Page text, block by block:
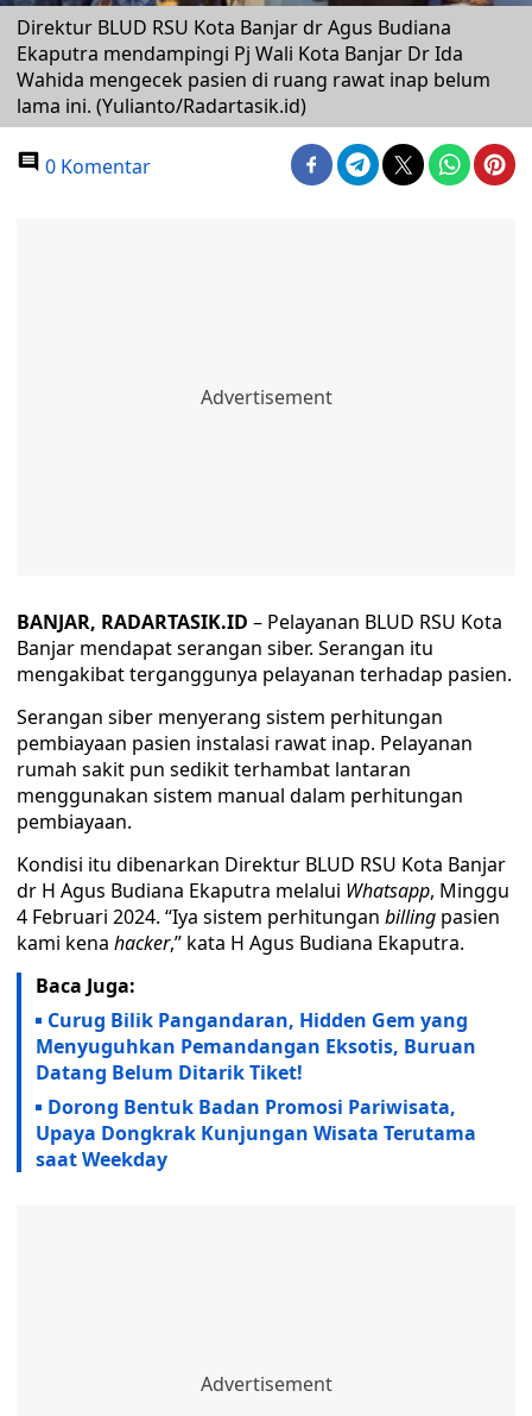
Direktur BLUD RSU Kota Banjar dr Agus Budiana
Ekaputra mendampingi Pj Wali Kota Banjar Dr Ida
Wahida mengecek pasien di ruang rawat inap belum
lama ini. (Yulianto/Radartasik.id)
0 Komentar
BANJAR, RADARTASIK.ID – Pelayanan BLUD RSU Kota
Banjar mendapat serangan siber. Serangan itu
mengakibat terganggunya pelayanan terhadap pasien.
Serangan siber menyerang sistem perhitungan
pembiayaan pasien instalasi rawat inap. Pelayanan
rumah sakit pun sedikit terhambat lantaran
menggunakan sistem manual dalam perhitungan
pembiayaan.
Kondisi itu dibenarkan Direktur BLUD RSU Kota Banjar
dr H Agus Budiana Ekaputra melalui Whatsapp, Minggu
4 Februari 2024. “Iya sistem perhitungan billing pasien
kami kena hacker,” kata H Agus Budiana Ekaputra.
Baca Juga:
Curug Bilik Pangandaran, Hidden Gem yang
Menyuguhkan Pemandangan Eksotis, Buruan
Datang Belum Ditarik Tiket!
Dorong Bentuk Badan Promosi Pariwisata,
Upaya Dongkrak Kunjungan Wisata Terutama
saat Weekday